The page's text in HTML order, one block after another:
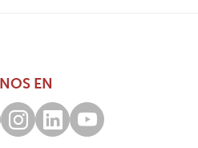
EN
Instagram
LinkedInYoutube